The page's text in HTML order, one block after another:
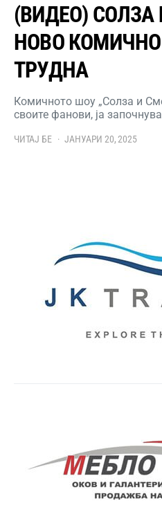
(ВИДЕО) СОЛЗА
НОВО
ТРУДНА
Комичното шоу „Солза и
своите фанови, ја
ЧИТАЈ БЕ ЈАНУАРИ 20, 2025